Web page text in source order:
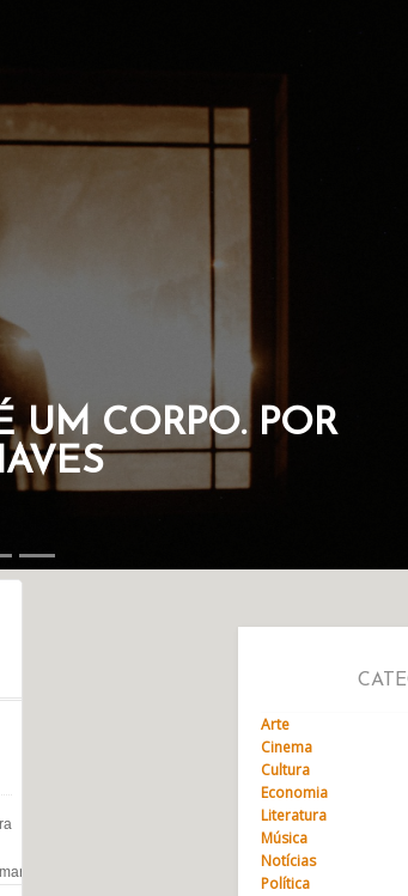
A CORAGEM
POR FLÁVIO
[…]
Arte
Cinema
Cultura
Economia
Literatura
Música
Notícias
Política